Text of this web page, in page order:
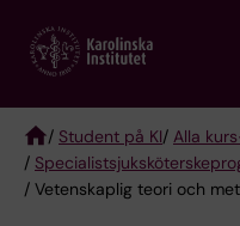
main
Breadcrumb
/ Student på KI/ Alla
/
/ Vetenskaplig teori och